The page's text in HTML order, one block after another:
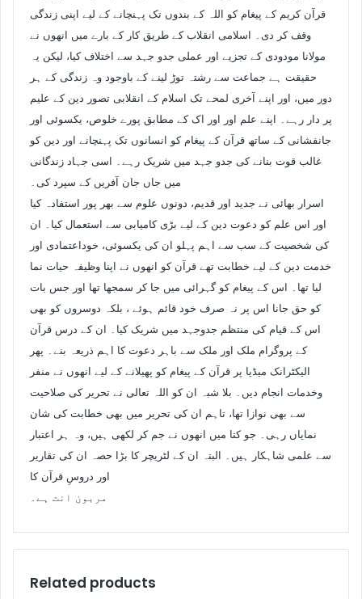
قرآن کریم کے پیغام کو اللہ کے بندوں تک پہنچانے کے لیے اپنی زندگی
وقف کر دی۔ اسلامی انقلاب کے طریق کار کے بارے میں انھوں نے
مولانا مودودی کے تجزیے اور عملی جدو جہد سے اختلاف کیا، لیکن یہ
حقیقت ہے جماعت سے رشتہ توڑ لینے کے باوجود وہ زندگی کے ہر
دور میں، اور اپنے آخری لمحے تک اسلام کے انقلابی تصور دین کے علیم
پر دار رہے۔ اپنے علم اور اور اک کے مطابق پورے خلوص، یکسوئی اور
جانفشانی کے ساتھ قرآن کے پیغام کو انسانوں تک پہنچانے اور دین کو
غالب قوت بنانے کی جدو جہد میں شریک رہے۔ اسی جہاد زندگانی
میں جاں جان آفریں کے سپرد کی۔
اسرار بھائی نے جدید اور قدیم، دونوں علوم سے بھر پور استفادہ کیا
اور اس علم کو دعوت دین کے لیے بڑی کامیابی سے استعمال کیا۔ ان
کی شخصیت کے سب سے اہم پہلو ان کی یکسوئی، خوداعتمادی اور
خدمت دین کے لیے خطابت تھے قرآن کو انھوں نے اپنا وظیفہ حیات نما
لیا تھا۔ اس کے پیغام کو گہرائی میں جا کر سمجھا تھا اور جس بات
کو حق جانا اس پر نہ صرف خود قائم ہوئے ، بلکہ دوسروں کو بھی
اس کے قیام کی منتظم جدوجہد میں شریک کیا۔ ان کے درس قرآن
کے پروگرام ملک اور ملک سے باہر دعوت کا اہم ذریعہ بنے۔ پھر
الیکٹرانک میڈیا پر قرآن کے پیغام کو پھیلانے کے لیے انھوں نے منفر
وخدمات انجام دیں۔ بلا شبہ ان کو اللہ تعالی نے تحریر کی صلاحیت
سے بھی نوازا تھا، تاہم ان کی تحریر میں بھی خطابت کی شان
نمایاں رہی۔ جو کتا میں انھوں نے جم کر لکھی ہیں، وہ ہر اعتبار
سے علمی شاہکار ہیں۔ البتہ ان کے لٹریچر کا بڑا حصہ ان کی تقاریر
اور دروسِ قرآن کا
مربون انت ہے۔
Related products